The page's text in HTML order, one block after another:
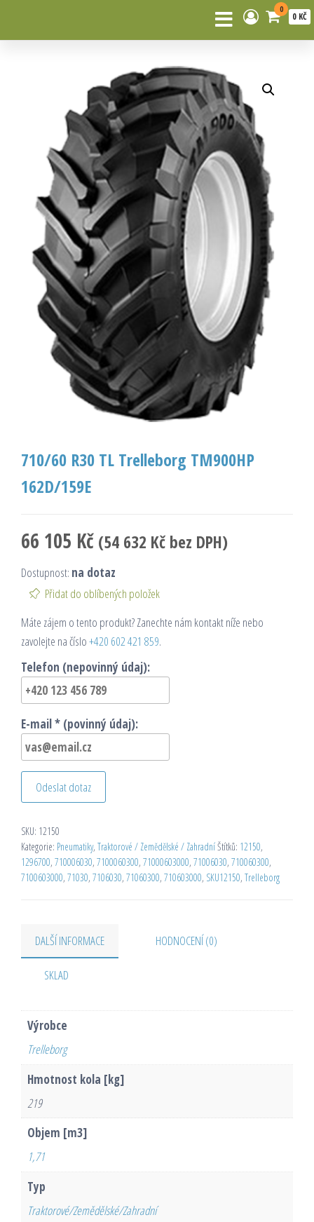
0
0 KČ
710/60 R30 TL Trelleborg TM900HP
162D/159E
66 105 Kč (54 632 Kč bez DPH)
Dostupnost: na dotaz
Přidat do oblíbených položek
Máte zájem o tento produkt? Zanechte nám kontakt níže nebo
zavolejte na číslo+420 602 421 859.
Telefon (nepovinný údaj):
E-mail * (povinný údaj):
Odeslat dotaz
SKU: 12150
Kategorie: Pneumatiky, Traktorové / Zemědělské / ZahradníŠtítků: 12150,
1296700, 710006030, 7100060300, 71000603000, 71006030, 710060300,
7100603000, 71030, 7106030, 71060300, 710603000, SKU12150, Trelleborg
DALŠÍ INFORMACE HODNOCENÍ (0)
SKLAD
Výrobce
Trelleborg
Hmotnost kola [kg]
219
Objem [m3]
1,71
Typ
Traktorové/Zemědělské/Zahradní